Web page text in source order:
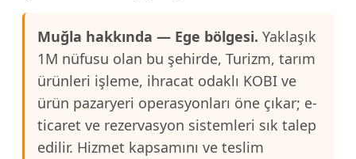
Muğla hakkında — Ege bölgesi. Yaklaşık
1M nüfusu olan bu şehirde, Turizm, tarım
ürünleri işleme, ihracat odaklı KOBI ve
ürün pazaryeri operasyonları öne çıkar; e-
ticaret ve rezervasyon sistemleri sık talep
edilir. Hizmet kapsamını ve teslim